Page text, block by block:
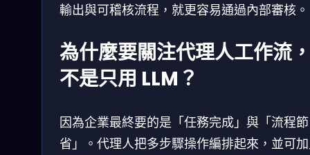
輸出與可稽核流程，就更容易通過內部審核。
為什麼要關注代理人工作流
不是只用 LLM？
因為企業最終要的是「任務完成」與「流程節
省」。代理人把多步驟操作編排起來，並可